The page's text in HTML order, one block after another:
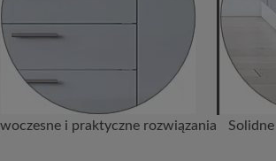
i praktyczne rozwiązania